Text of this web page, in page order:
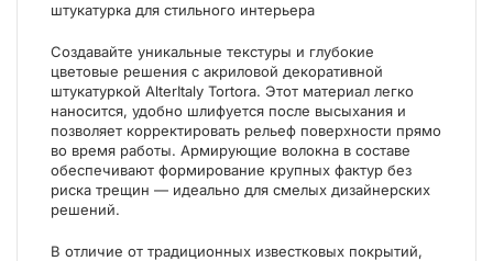
штукатурка для стильного интерьера
Создавайте уникальные текстуры и глубокие
цветовые решения с акриловой декоративной
штукатуркой AlterItaly Tortora. Этот материал легко
наносится, удобно шлифуется после высыхания и
позволяет корректировать рельеф поверхности прямо
во время работы. Армирующие волокна в составе
обеспечивают формирование крупных фактур без
риска трещин — идеально для смелых дизайнерских
решений.
В отличие от традиционных известковых покрытий,